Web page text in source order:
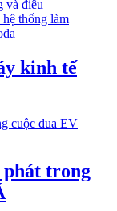
kinh tế
trong